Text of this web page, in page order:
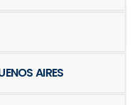
AIRES